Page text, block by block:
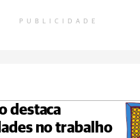
PUBLICIDADE
destaca
no trabalho